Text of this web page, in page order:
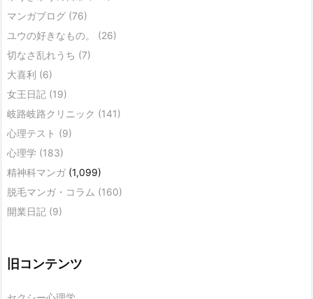
マンガブログ (76)
ユウの好きなもの。 (26)
切なさ乱れうち (7)
大喜利 (6)
女王日記 (19)
岐路岐路クリニック (141)
心理テスト (9)
心理学 (183)
精神科マンガ (1,099)
脱毛マンガ・コラム (160)
開業日記 (9)
旧コンテンツ